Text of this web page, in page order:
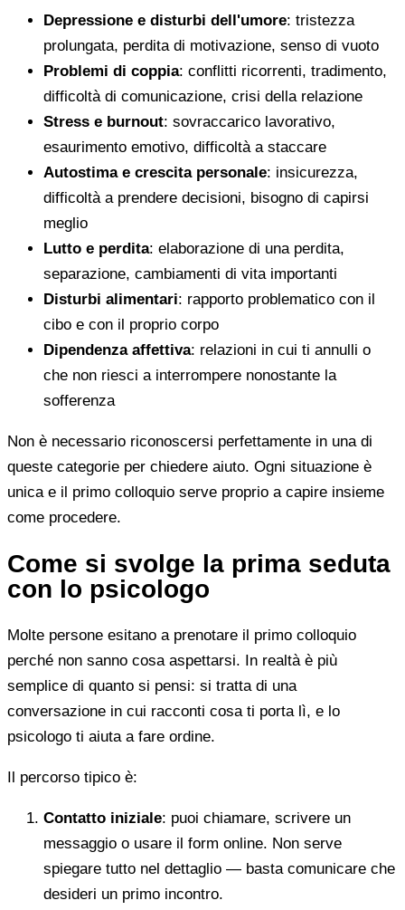
Depressione e disturbi dell'umore: tristezza
prolungata, perdita di motivazione, senso di vuoto
Problemi di coppia: conflitti ricorrenti, tradimento,
difficoltà di comunicazione, crisi della relazione
Stress e burnout: sovraccarico lavorativo,
esaurimento emotivo, difficoltà a staccare
Autostima e crescita personale: insicurezza,
difficoltà a prendere decisioni, bisogno di capirsi
meglio
Lutto e perdita: elaborazione di una perdita,
separazione, cambiamenti di vita importanti
Disturbi alimentari: rapporto problematico con il
cibo e con il proprio corpo
Dipendenza affettiva: relazioni in cui ti annulli o
che non riesci a interrompere nonostante la
sofferenza
Non è necessario riconoscersi perfettamente in una di
queste categorie per chiedere aiuto. Ogni situazione è
unica e il primo colloquio serve proprio a capire insieme
come procedere.
Come si svolge la prima seduta
con lo psicologo
Molte persone esitano a prenotare il primo colloquio
perché non sanno cosa aspettarsi. In realtà è più
semplice di quanto si pensi: si tratta di una
conversazione in cui racconti cosa ti porta lì, e lo
psicologo ti aiuta a fare ordine.
Il percorso tipico è:
Contatto iniziale: puoi chiamare, scrivere un
messaggio o usare il form online. Non serve
spiegare tutto nel dettaglio — basta comunicare che
desideri un primo incontro.